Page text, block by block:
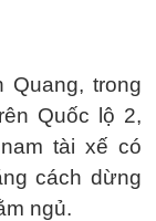
Quang, trong
Quốc lộ 2,
tài xế có
cách dừng
ngủ.